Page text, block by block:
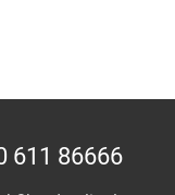
611 86666